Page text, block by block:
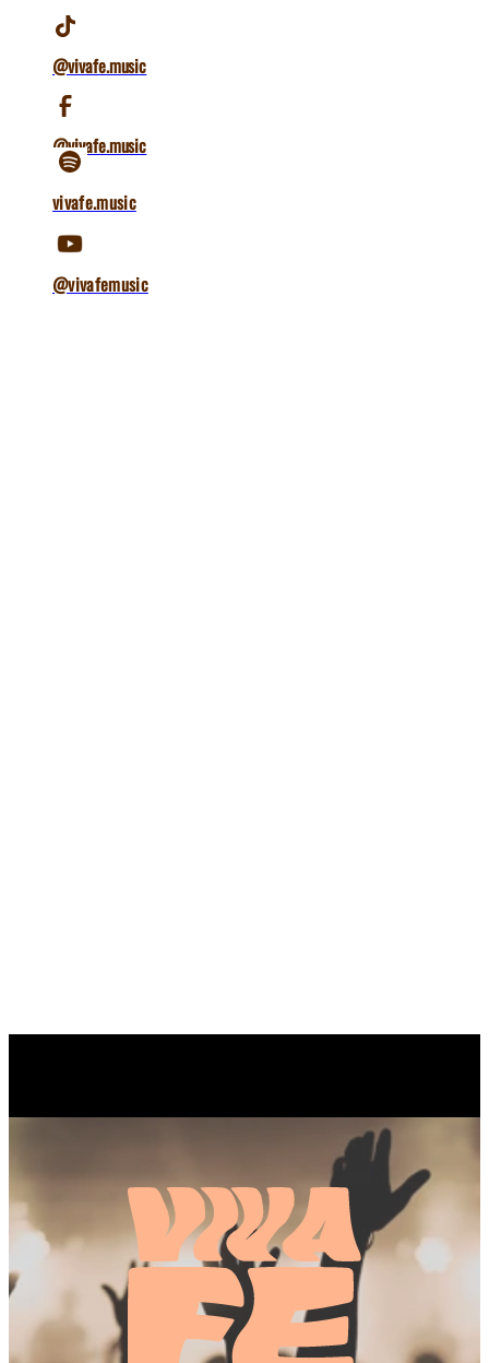
@vivafe.music
@vivafe.music
vivafe.music
@vivafemusic
DÓNDE ESTAMOS
VIVAFE Music ©  2025 All Rights